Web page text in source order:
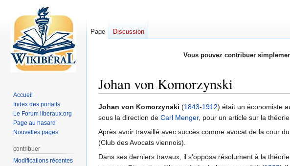
Vous pouvez contribuer
Johan von Komorzynski
Aller
à
la
navigation
Aller
à
la
recherche
Johan von Komorzynski (1843-1912) était un économiste
sous la direction de Carl Menger, pour un article sur la
Après avoir travaillé avec succès comme avocat de la cour
(Club des Avocats viennois).
Dans ses derniers travaux, il s'opposa résolument à la
Page Discussion
Accueil
Index des portails
Le Forum liberaux.org
Page au hasard
Nouvelles pages
contribuer
Modifications récentes